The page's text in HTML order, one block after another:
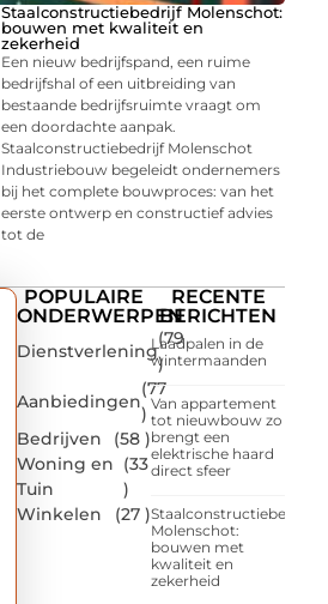
Staalconstructiebedrijf Molenschot:
bouwen met kwaliteit en
zekerheid
Een nieuw bedrijfspand, een ruime
bedrijfshal of een uitbreiding van
bestaande bedrijfsruimte vraagt om
een doordachte aanpak.
Staalconstructiebedrijf Molenschot
Industriebouw begeleidt ondernemers
bij het complete bouwproces: van het
eerste ontwerp en constructief advies
tot de
POPULAIRE
ONDERWERPEN
Dienstverlening
(79
)
Aanbiedingen
(77
)
Bedrijven
(58 )
Woning en
Tuin
(33
)
Winkelen
(27 )
RECENTE
BERICHTEN
Laadpalen in de
wintermaanden
Van appartement
tot nieuwbouw zo
brengt een
elektrische haard
direct sfeer
Staalconstructiebedrijf
Molenschot:
bouwen met
kwaliteit en
zekerheid